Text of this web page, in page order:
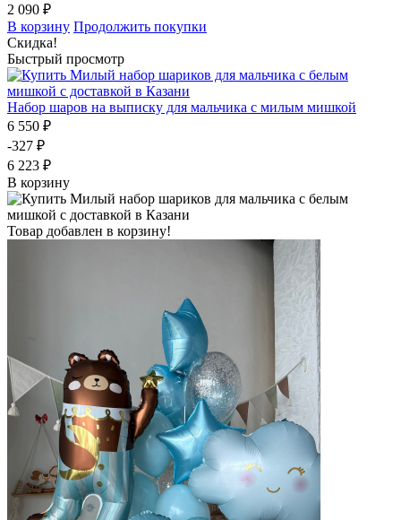
2 090 ₽
В корзину Продолжить покупки
Скидка!
Быстрый просмотр
Набор шаров на выписку для мальчика с милым мишкой
6 550 ₽
-327 ₽
6 223 ₽
В корзину
Товар добавлен в корзину!